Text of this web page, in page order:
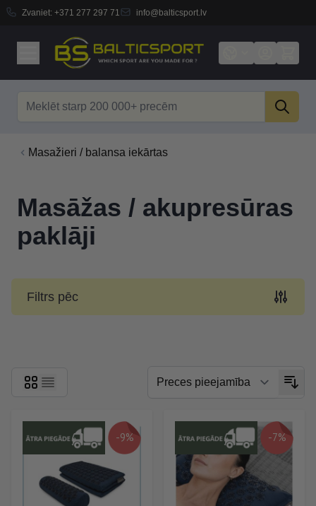
Zvaniet: +371 277 297 71 info@balticsport.lv
Masažieri / balansa iekārtas
Masāžas / akupresūras
paklāji
Filtrs pēc
-9% -7%